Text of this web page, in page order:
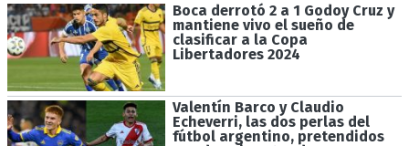
Boca derrotó 2 a 1 Godoy Cruz y
mantiene vivo el sueño de
clasificar a la Copa
Libertadores 2024
Valentín Barco y Claudio
Echeverri, las dos perlas del
fútbol argentino, pretendidos